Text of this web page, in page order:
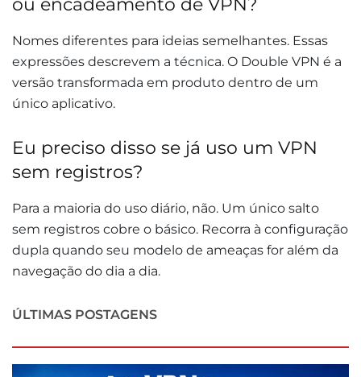
Nomes diferentes para ideias semelhantes. Essas
expressões descrevem a técnica. O Double VPN é a
versão transformada em produto dentro de um
único aplicativo.
Eu preciso disso se já uso um VPN
sem registros?
Para a maioria do uso diário, não. Um único salto
sem registros cobre o básico. Recorra à configuração
dupla quando seu modelo de ameaças for além da
navegação do dia a dia.
ÚLTIMAS POSTAGENS